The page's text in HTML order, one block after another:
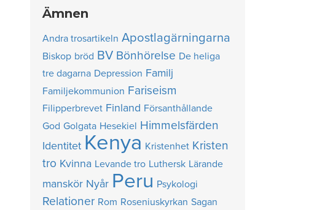
Ämnen
Andra trosartikeln Apostlagärningarna
Biskop bröd BV Bönhörelse De heliga
tre dagarna Depression Familj
Familjekommunion Fariseism
Filipperbrevet Finland Försanthållande
God Golgata Hesekiel Himmelsfärden
Identitet Kenya Kristenhet Kristen
tro Kvinna Levande tro Luthersk Lärande
manskör Nyår Peru Psykologi
Relationer Rom Roseniuskyrkan Sagan